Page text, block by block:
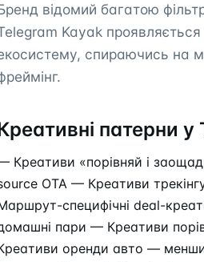
відомий багатою
Kayak
спираючись на
патерни у
Креативи «порівняй і
OTA — Креативи
специфічні deal-
пари — Креативи
оренди авто —